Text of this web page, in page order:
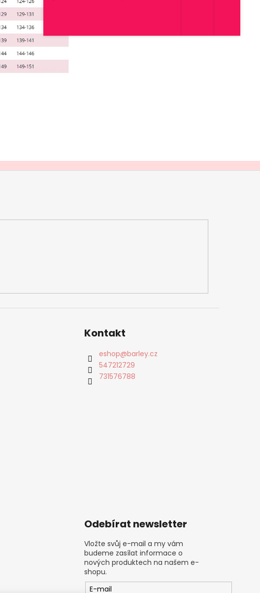
Kontakt
eshop@barley.cz
547212729
731576788
Odebírat newsletter
Vložte svůj e-mail a my vám
budeme zasílat informace o
nových produktech na našem e-
shopu.
E-mail